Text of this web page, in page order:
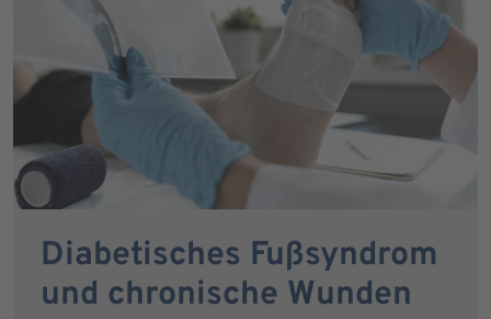
Diabetisches Fußsyndrom
und chronische Wunden